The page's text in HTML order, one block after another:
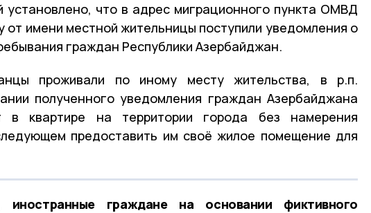
установлено, что в адрес миграционного пункта ОМВД
от имени местной жительницы поступили уведомления о
граждан Республики Азербайджан.
проживали по иному месту жительства, в р.п.
полученного уведомления граждан Азербайджана
в квартире на территории города без намерения
предоставить им своё жилое помещение для
граждане на основании фиктивного